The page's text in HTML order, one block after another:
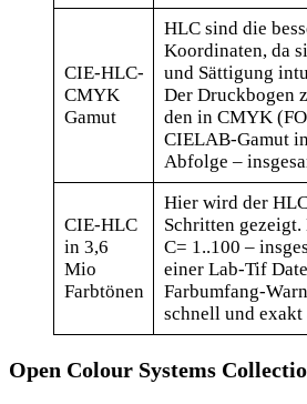
CIE-HLC-
CMYK
Gamut
HLC sind die
Koordinaten, da
und Sättigung
Der Druckbogen
den in CMYK
CIELAB-Gamut
Abfolge –
CIE-HLC
in 3,6
Mio
Farbtönen
Hier wird der
Schritten
C= 1..100 –
einer Lab-Tif
Farbumfang-
schnell und exakt
Open Colour Systems